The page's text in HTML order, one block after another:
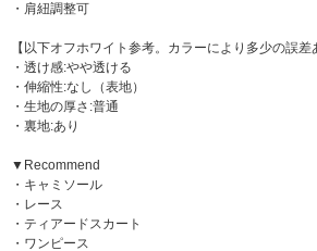
・肩紐調整可
【以下オフホワイト参考。カラーにより多少の誤差
・透け感:やや透ける
・伸縮性:なし（表地）
・生地の厚さ:普通
・裏地:あり
▼Recommend
・キャミソール
・レース
・ティアードスカート
・ワンピース